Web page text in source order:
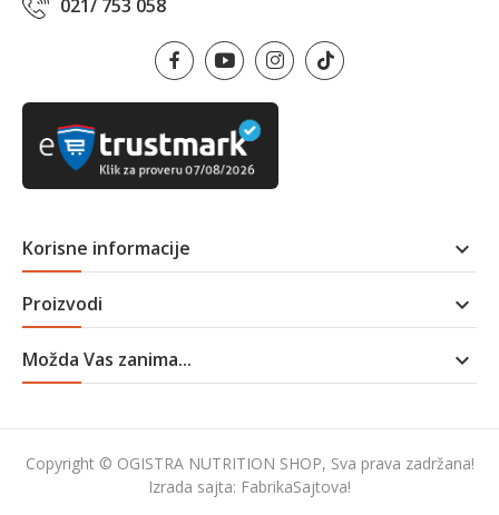
021/ 753 058
Korisne informacije 
Proizvodi 
Možda Vas zanima... 
Copyright © OGISTRA NUTRITION SHOP, Sva prava zadržana!
Izrada sajta: FabrikaSajtova!